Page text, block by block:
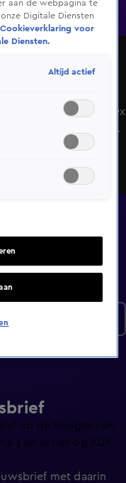
De Bondgenoten
eerste indruk. Alex
te kruipen. Hij laat
op de hoogte van
en series op KIJK.
met daarin
aan de webpagina te
Digitale Diensten
voor
Diensten.
Altijd actief